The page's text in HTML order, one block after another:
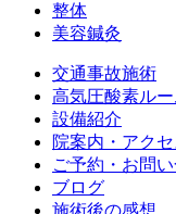
整体
美容鍼灸
交通事故施術
高気圧酸素ルー
設備紹介
院案内・アクセ
ご予約・お問
ブログ